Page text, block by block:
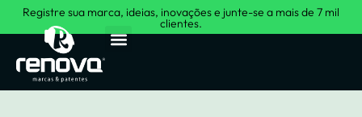
Registre sua marca, ideias, inovações e junte-se a mais de 7 mil
clientes.